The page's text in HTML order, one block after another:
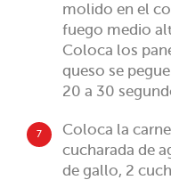
molido en el
fuego medio
Coloca los
queso se
20 a 30
7
Coloca la
cucharada de
de gallo, 2